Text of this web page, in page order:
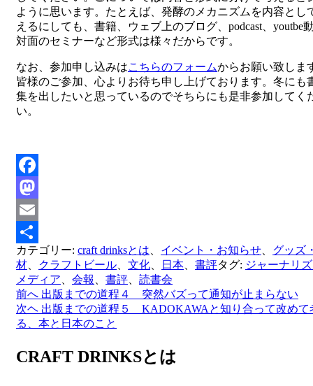
ように思います。たとえば、発酵のメカニズムを内容とし
えるにしても、書籍、ウェブ上のブログ、podcast、youtbe
対面のセミナーなど形式は様々だからです。
なお、参加申し込みはこちらのフォームからお願い致しま
皆様のご参加、心よりお待ち申し上げております。冬にも
集を出したいと思っているのでそちらにも是非参加してく
い。
Facebook
Mastodon
Email
共
有
カテゴリー: craft drinksとは イベント・お知らせ
グッズ
材
クラフトビール 文化 日本 書評タグ: ジャーナリ
メディア
会報 書評 読書会
投
稿
ビ
前へ 出版までの道程４ 突然バズって通知が止まらない
次ヘ 出版までの道程５ KADOKAWAと知り合って改めて
る、本と日本のこと
CRAFT DRINKSとは